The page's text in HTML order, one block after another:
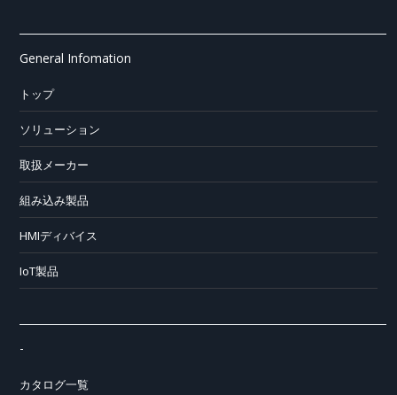
General Infomation
トップ
ソリューション
取扱メーカー
組み込み製品
HMIディバイス
IoT製品
-
カタログ一覧